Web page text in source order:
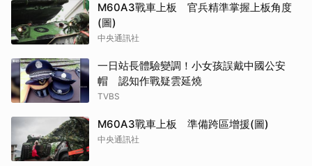
M60A3戰車上板 官兵精準掌握上板角度
(圖)
中央通訊社
一日站長體驗變調！小女孩誤戴中國公安
帽 認知作戰疑雲延燒
TVBS
M60A3戰車上板 準備跨區增援(圖)
中央通訊社